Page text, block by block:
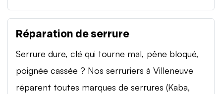
Réparation de serrure
Serrure dure, clé qui tourne mal, pêne bloqué,
poignée cassée ? Nos serruriers à Villeneuve
réparent toutes marques de serrures (Kaba,